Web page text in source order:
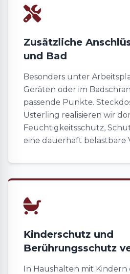
Zusätzliche
und Bad
Besonders unter
Geräten oder im
passende Punkte.
Usterling realisieren wir
Feuchtigkeitsschutz,
eine dauerhaft belastbare
Kinderschutz und
Berührungsschutz
In Haushalten mit Kindern